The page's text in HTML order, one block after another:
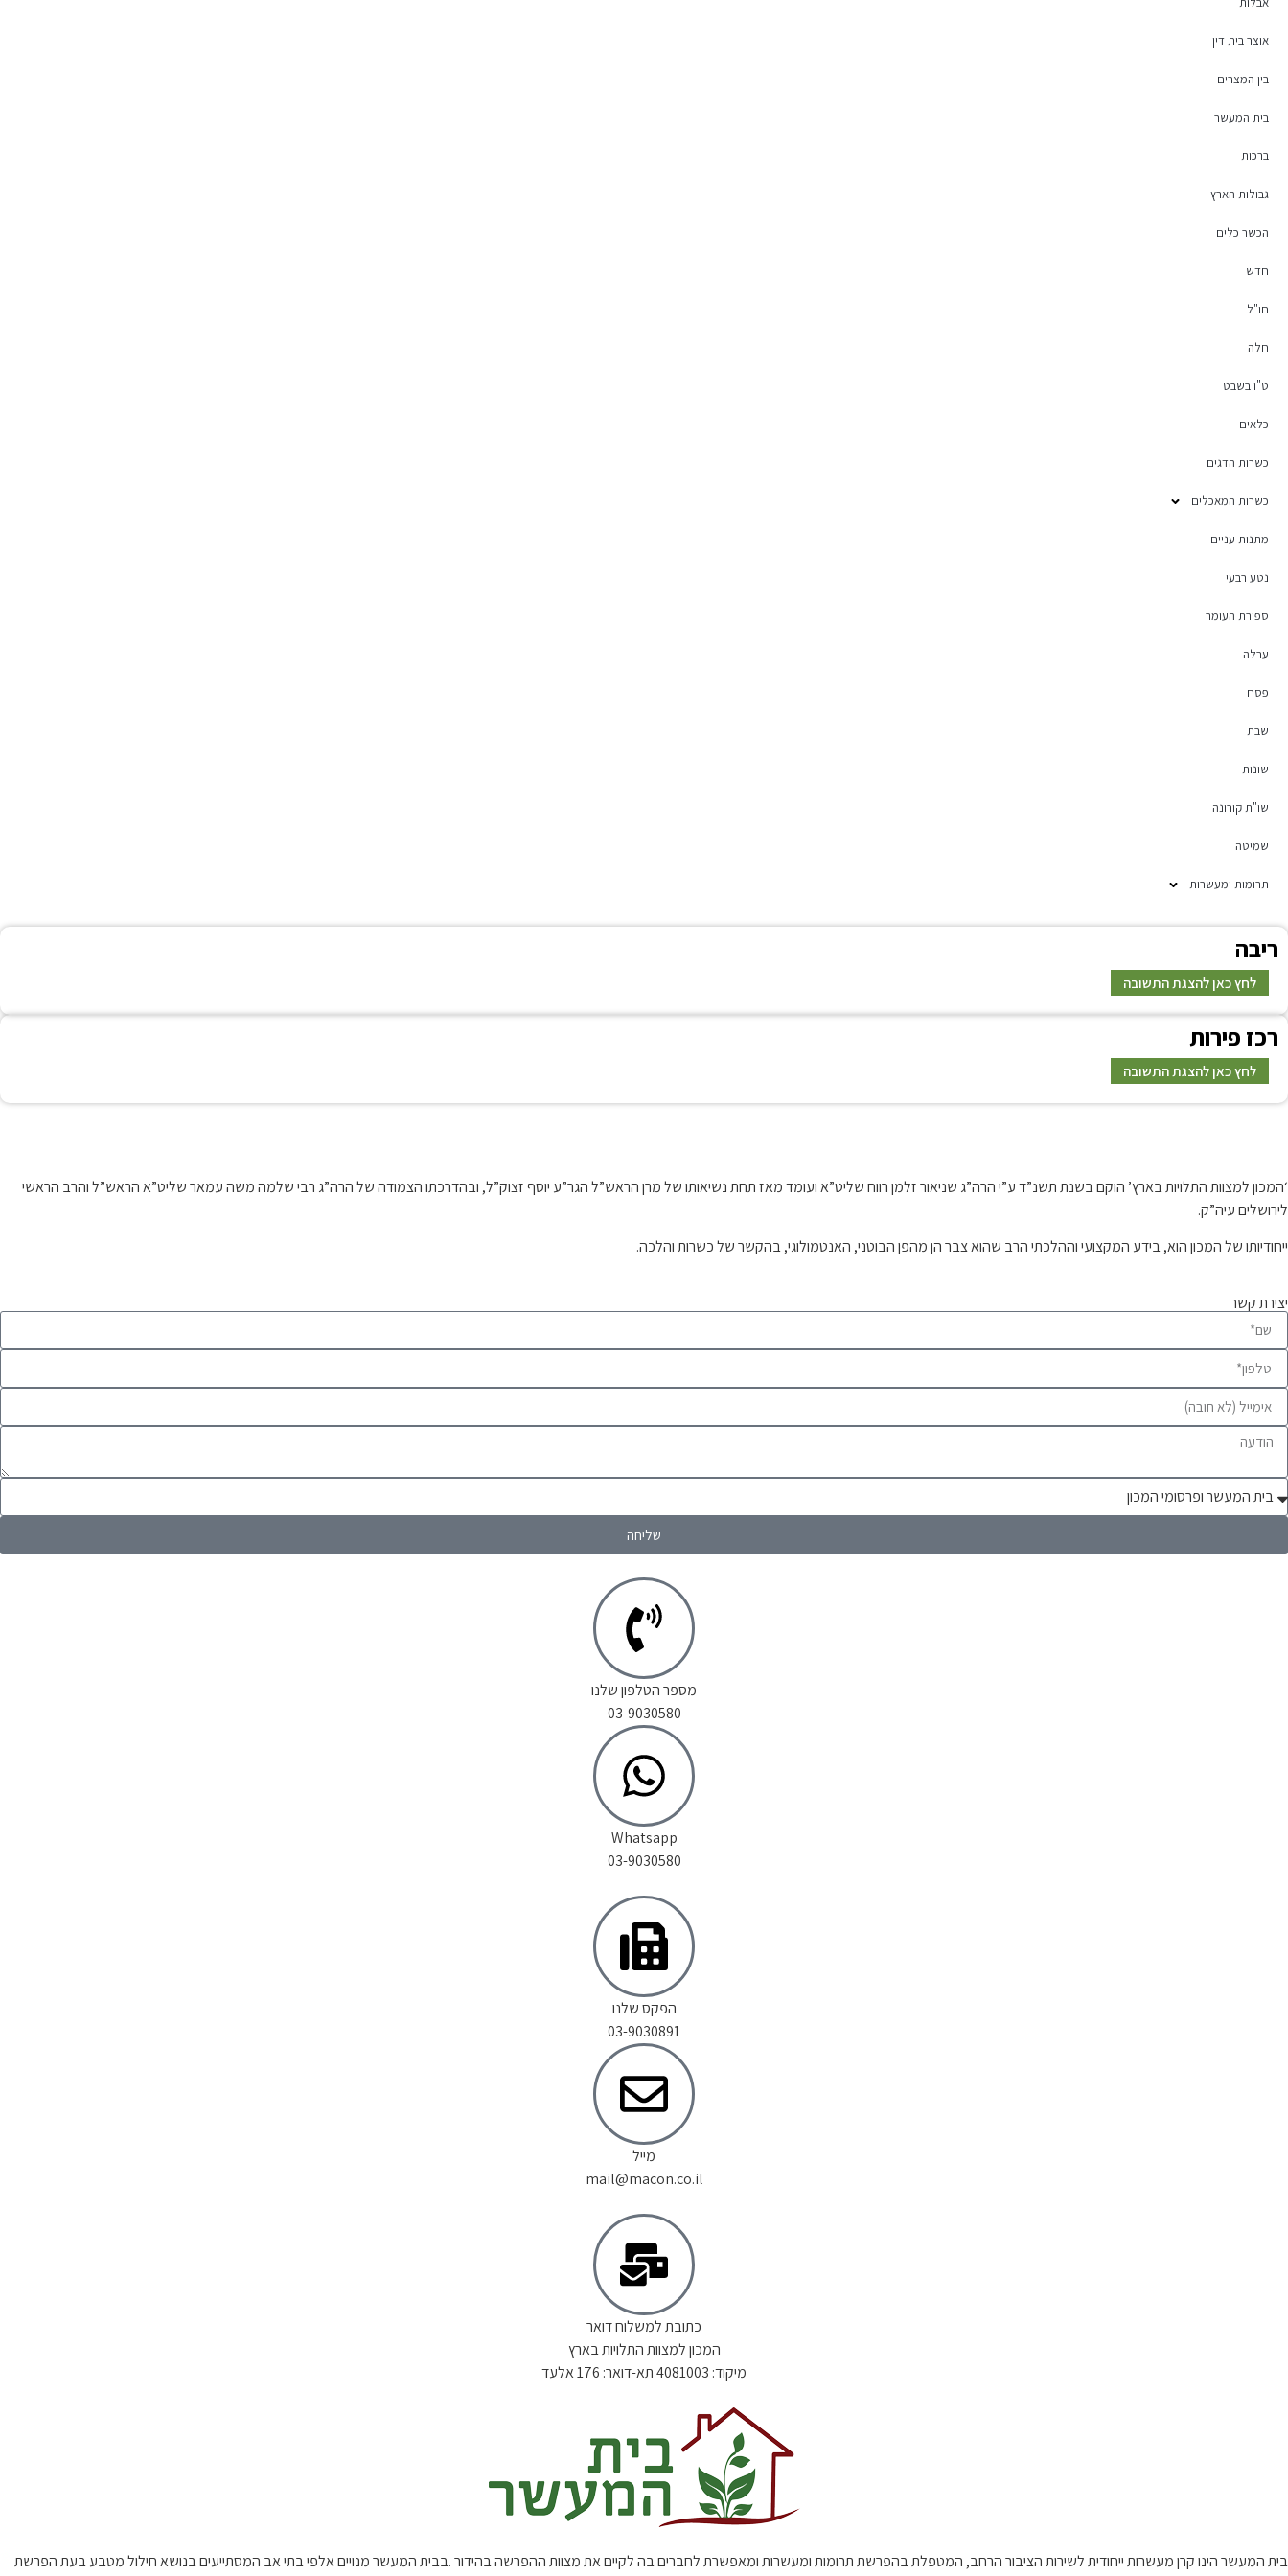
אוצר בית דין
בין המצרים
בית המעשר
ברכות
גבולות הארץ
הכשר כלים
חדש
חו"ל
חלה
ט"ו בשבט
כלאים
כשרות הדגים
כשרות המאכלים
מתנות עניים
נטע רבעי
ספירת העומר
ערלה
פסח
שבת
שונות
שו"ת קורונה
שמיטה
תרומות ומעשרות
ריבה
לחץ כאן להצגת התשובה
תשובה
רכז פירות
לחץ כאן להצגת התשובה
‘המכון למצוות התלויות בארץ’ הוקם בשנת תשנ”ד ע”י הרה”ג שניאור זלמן רווח שליט”א ועומד מאז תחת נשיאותו של מרן הראש”ל הגר”ע יוסף זצוק”ל, ובהדרכתו הצמודה של הרה”ג רבי שלמה משה עמאר שליט”א הראש”ל והרב הראשי
לירושלים עיה”ק.
ייחודיותו של המכון הוא, בידע המקצועי וההלכתי הרב שהוא צבר הן מהפן הבוטני, האנטמולוגי, בהקשר של כשרות והלכה.
יצירת קשר
שליחה
מספר הטלפון שלנו
03-9030580
Whatsapp
03-9030580
הפקס שלנו
03-9030891
מייל
mail@macon.co.il
כתובת למשלוח דואר
המכון למצוות התלויות בארץ
מיקוד: 4081003 תא-דואר: 176 אלעד
בית המעשר הינו קרן מעשרות ייחודית לשירות הציבור הרחב, המטפלת בהפרשת תרומות ומעשרות ומאפשרת לחברים בה לקיים את מצוות ההפרשה בהידור .בבית המעשר מנויים אלפי בתי אב המסתייעים בנושא חילול מטבע בעת הפרשת